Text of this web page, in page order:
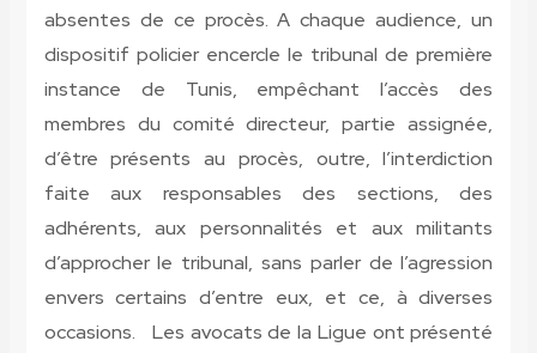
absentes de ce procès. A chaque audience, un
dispositif policier encercle le tribunal de première
instance de Tunis, empêchant l’accès des
membres du comité directeur, partie assignée,
d’être présents au procès, outre, l’interdiction
faite aux responsables des sections, des
adhérents, aux personnalités et aux militants
d’approcher le tribunal, sans parler de l’agression
envers certains d’entre eux, et ce, à diverses
occasions. Les avocats de la Ligue ont présenté